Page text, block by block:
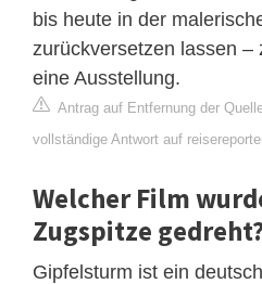
bis heute in der
zurückversetzen lassen –
eine Ausstellung.
Antrag auf Entfernung der
vollständige Antwort auf
Welcher Film
Zugspitze
Gipfelsturm ist ein